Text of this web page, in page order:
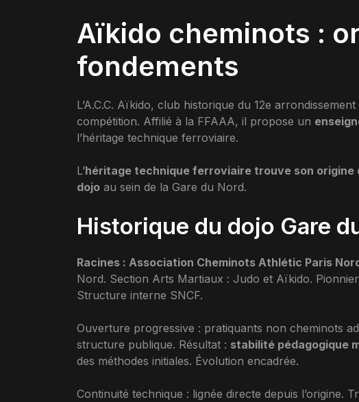
Aïkido cheminots :
fondements
L’A.C.C. Aïkido, club historique du 12e
compétition. Affilié à la FFAAA, il propose un
l’héritage technique ferroviaire.
L’héritage technique ferroviaire trouve son origine
dojo au sein de la Gare du Nord.
Historique du dojo Gare
Racines : Association Cheminots Athlétic Paris
Nord. Section Arts Martiaux : Judo et Aïkido.
Structure interne SNCF.
Ouverture progressive : pratiquants non cheminots
structure publique. Résultat : stabilité pédagogique
des méthodes initiales. Évolution encadrée.
Continuité technique : lignée directe depuis l’origine.